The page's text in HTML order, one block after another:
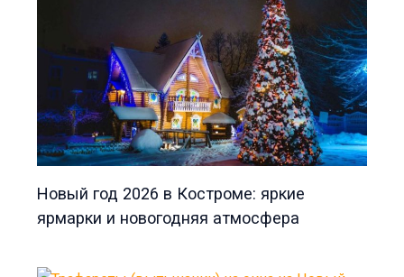
Новый год 2026 в Костроме: яркие
ярмарки и новогодняя атмосфера